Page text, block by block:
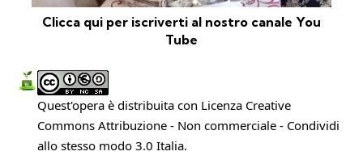
Clicca qui per iscriverti al nostro canale You
Tube
Quest'opera è distribuita con Licenza Creative
Commons Attribuzione - Non commerciale - Condividi
allo stesso modo 3.0 Italia.